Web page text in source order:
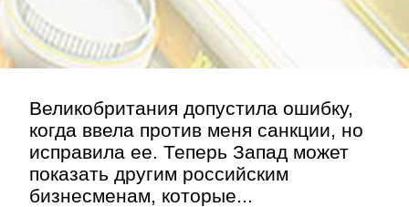
Великобритания допустила ошибку,
когда ввела против меня санкции, но
исправила ее. Теперь Запад может
показать другим российским
бизнесменам, которые...